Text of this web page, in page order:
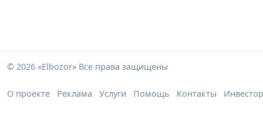
© 2026 «Elbozor» Все права защищены
О проекте Реклама Услуги Помощь Контакты